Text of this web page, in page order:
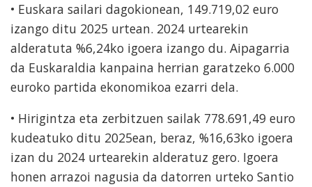
• Euskara sailari dagokionean, 149.719,02 euro
izango ditu 2025 urtean. 2024 urtearekin
alderatuta %6,24ko igoera izango du. Aipagarria
da Euskaraldia kanpaina herrian garatzeko 6.000
euroko partida ekonomikoa ezarri dela.
• Hirigintza eta zerbitzuen sailak 778.691,49 euro
kudeatuko ditu 2025ean, beraz, %16,63ko igoera
izan du 2024 urtearekin alderatuz gero. Igoera
honen arrazoi nagusia da datorren urteko Santio